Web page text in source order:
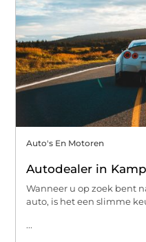
Auto's En Motoren
Autodealer in
Wanneer u op zoek bent
auto, is het een slimme
...